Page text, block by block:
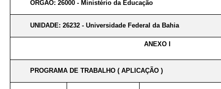
ÓRGÃO: 26000 - Ministério da Educação
UNIDADE: 26232 - Universidade Federal da Bahia
ANEXO I
PROGRAMA DE TRABALHO ( APLICAÇÃO )